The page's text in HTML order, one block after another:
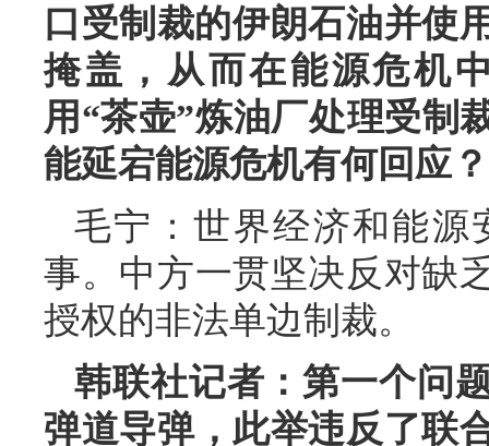
口受制裁的伊朗石油并使
掩盖，从而在能源危机
用“茶壶”炼油厂处理受制
能延宕能源危机有何回应？
毛宁：世界经济和能源
事。中方一贯坚决反对缺
授权的非法单边制裁。
韩联社记者：第一个问
弹道导弹，此举违反了联